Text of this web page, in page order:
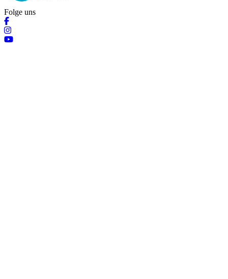
Folge uns